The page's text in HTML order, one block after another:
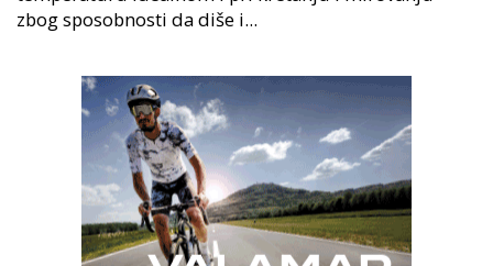
zbog sposobnosti da diše i...